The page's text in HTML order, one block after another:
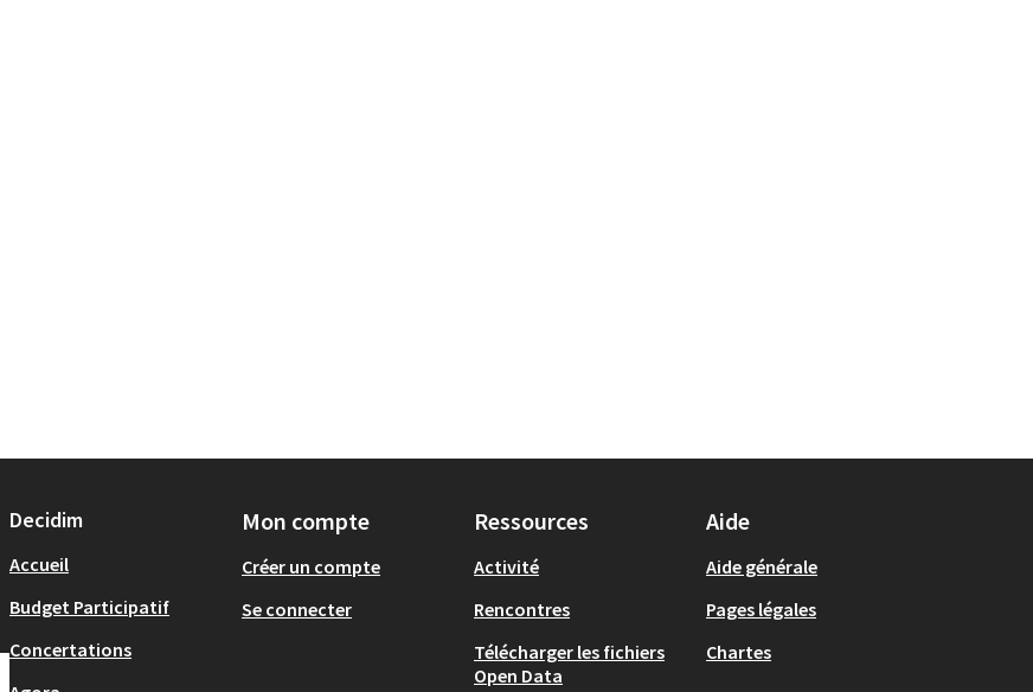
Decidim
Accueil
Budget Participatif
Concertations
Mon compte
Créer un compte
Se connecter
Ressources
Activité
Rencontres
Télécharger les fichiers
Open Data
Aide
Aide générale
Pages légales
Chartes